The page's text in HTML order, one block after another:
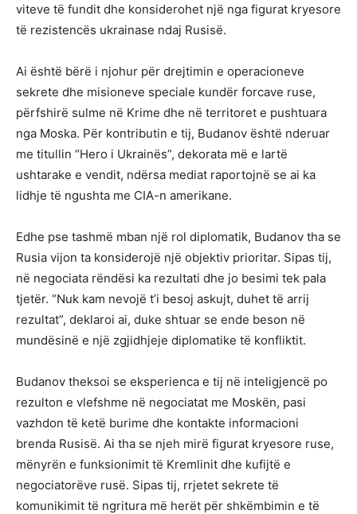
viteve të fundit dhe konsiderohet një nga figurat kryesore
të rezistencës ukrainase ndaj Rusisë.
Ai është bërë i njohur për drejtimin e operacioneve
sekrete dhe misioneve speciale kundër forcave ruse,
përfshirë sulme në Krime dhe në territoret e pushtuara
nga Moska. Për kontributin e tij, Budanov është nderuar
me titullin “Hero i Ukrainës”, dekorata më e lartë
ushtarake e vendit, ndërsa mediat raportojnë se ai ka
lidhje të ngushta me CIA-n amerikane.
Edhe pse tashmë mban një rol diplomatik, Budanov tha se
Rusia vijon ta konsiderojë një objektiv prioritar. Sipas tij,
në negociata rëndësi ka rezultati dhe jo besimi tek pala
tjetër. “Nuk kam nevojë t’i besoj askujt, duhet të arrij
rezultat”, deklaroi ai, duke shtuar se ende beson në
mundësinë e një zgjidhjeje diplomatike të konfliktit.
Budanov theksoi se eksperienca e tij në inteligjencë po
rezulton e vlefshme në negociatat me Moskën, pasi
vazhdon të ketë burime dhe kontakte informacioni
brenda Rusisë. Ai tha se njeh mirë figurat kryesore ruse,
mënyrën e funksionimit të Kremlinit dhe kufijtë e
negociatorëve rusë. Sipas tij, rrjetet sekrete të
komunikimit të ngritura më herët për shkëmbimin e të